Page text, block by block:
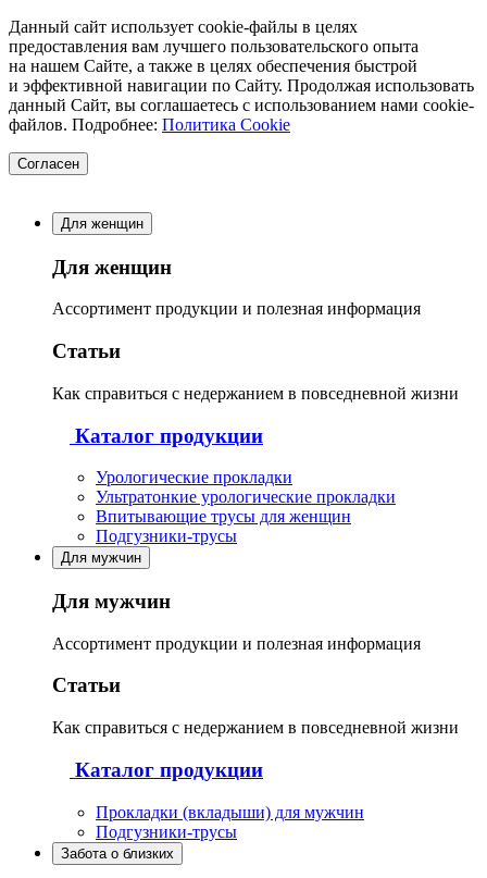
Данный сайт использует cookie-файлы в целях
предоставления вам лучшего пользовательского опыта
на нашем Сайте, а также в целях обеспечения быстрой
и эффективной навигации по Сайту. Продолжая использовать
данный Сайт, вы соглашаетесь с использованием нами cookie-
файлов. Подробнее: Политика Cookie
Согласен
Для женщин
Для женщин
Ассортимент продукции и полезная информация
Статьи
Как справиться с недержанием в повседневной жизни
Каталог продукции
Урологические прокладки
Ультратонкие урологические прокладки
Впитывающие трусы для женщин
Подгузники-трусы
Для мужчин
Для мужчин
Ассортимент продукции и полезная информация
Статьи
Как справиться с недержанием в повседневной жизни
Каталог продукции
Прокладки (вкладыши) для мужчин
Подгузники-трусы
Забота о близких